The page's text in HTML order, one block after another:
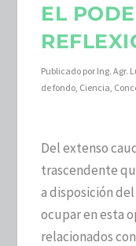
EL
Publicado por Ing. Agr.
de fondo Ciencia
Del extenso
trascendente
a disposición
ocupar en esta
relacionados